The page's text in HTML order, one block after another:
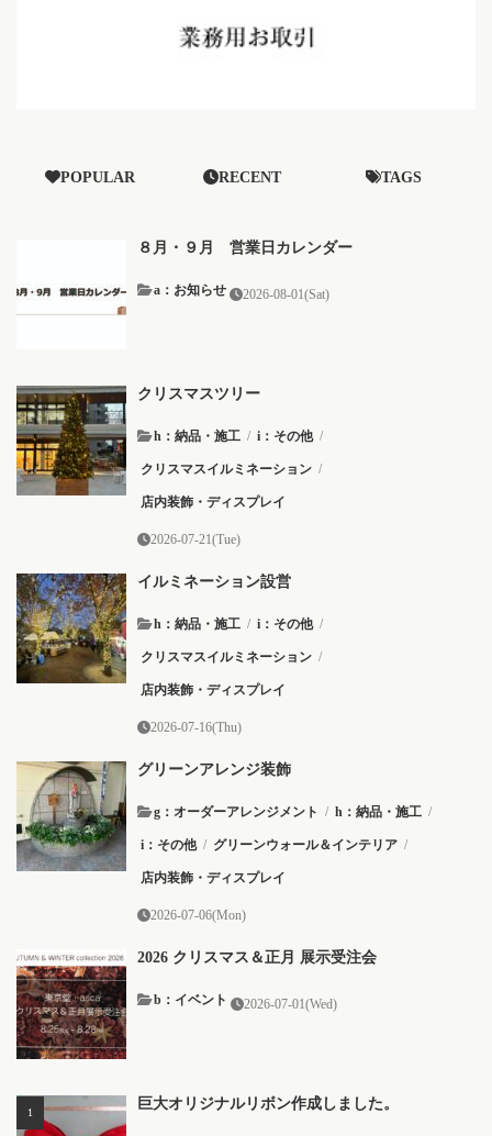
POPULAR RECENT TAGS
８月・９月 営業日カレンダー
a：お知らせ 2026-08-01(Sat)
クリスマスツリー
h：納品・施工 / i：その他 /
クリスマスイルミネーション /
店内装飾・ディスプレイ
2026-07-21(Tue)
イルミネーション設営
h：納品・施工 / i：その他 /
クリスマスイルミネーション /
店内装飾・ディスプレイ
2026-07-16(Thu)
グリーンアレンジ装飾
g：オーダーアレンジメント / h：納品・施工 /
i：その他 / グリーンウォール＆インテリア /
店内装飾・ディスプレイ
2026-07-06(Mon)
2026 クリスマス＆正月 展示受注会
b：イベント 2026-07-01(Wed)
巨大オリジナルリボン作成しました。